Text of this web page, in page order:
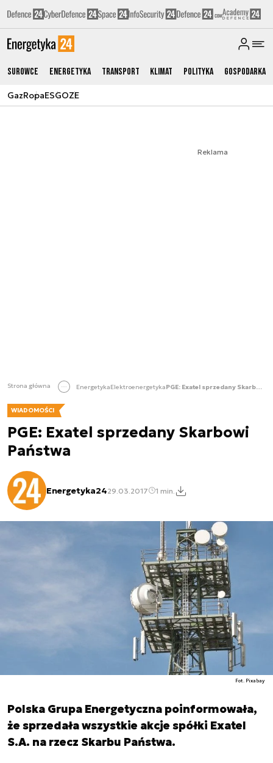
Surowce Energetyka Transport Klimat Polityka Gospodarka
GazRopaESGOZE
Reklama
Strona główna EnergetykaElektroenergetyka PGE: Exatel sprzedany Skarbowi Państwa
WIADOMOŚCI
PGE: Exatel sprzedany Skarbowi
Państwa
Energetyka2429.03.2017 1 min.
Fot. Pixabay
Polska Grupa Energetyczna poinformowała,
że sprzedała wszystkie akcje spółki Exatel
S.A. na rzecz Skarbu Państwa.